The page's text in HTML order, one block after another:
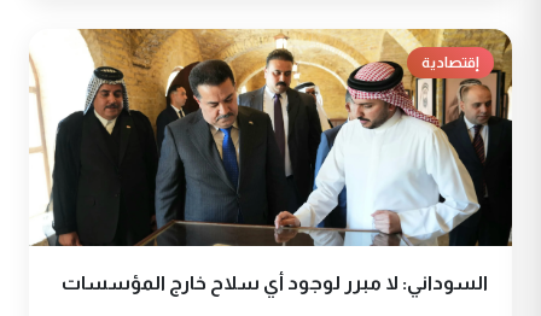
إقتصادية
السوداني: لا مبرر لوجود أي سلاح خارج المؤسسات